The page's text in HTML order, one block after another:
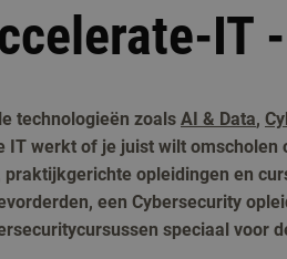
IT
technologieën zoals AI & Data,
IT werkt of je juist wilt omscholen
opleidingen en
een Cybersecurity
speciaal voor